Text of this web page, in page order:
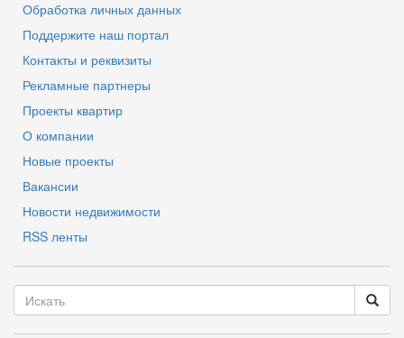
Обработка личных данных
Поддержите наш портал
Контакты и реквизиты
Рекламные партнеры
Проекты квартир
О компании
Новые проекты
Вакансии
Новости недвижимости
RSS ленты